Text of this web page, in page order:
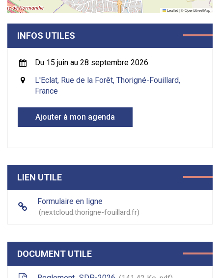
Leaflet|©OpenStreetMap
INFOS UTILES
Du 15 juin au 28 septembre 2026
L'Eclat, Rue de la Forêt, Thorigné-Fouillard,
France
Ajouter à mon agenda
LIEN UTILE
Formulaire en ligne
nextcloud.thorigne-fouillard.fr
DOCUMENT UTILE